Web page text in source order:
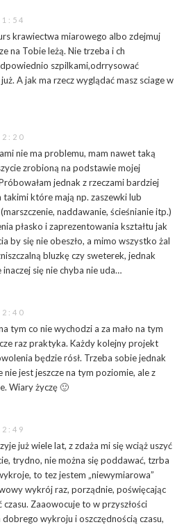
krawiectwa miarowego albo zdejmuj
na Tobie leżą. Nie trzeba i ch
szpilkami,odrrysować
A jak ma rzecz wyglądać masz sciage w
nie ma problemu, mam nawet taką
zrobioną na podstawie mojej
jednak z rzeczami bardziej
takimi które mają np. zaszewki lub
naddawanie, ścieśnianie itp.)
płasko i zaprezentowania kształtu jak
by się nie obeszło, a mimo wszystko żal
bluzkę czy sweterek, jednak
się nie chyba nie uda…
tym co nie wychodzi a za mało na tym
raz praktyka. Każdy kolejny projekt
będzie rósł. Trzeba sobie jednak
jest jeszcze na tym poziomie, ale z
Wiary życzę 🙂
już wiele lat, z zdaża mi się wciąż uszyć
trydno, nie można się poddawać, tzrba
to tez jestem „niewymiarowa”
wykrój raz, porządnie, poświęcając
Zaaowocuje to w przyszłości
wykroju i oszczędnością czasu,